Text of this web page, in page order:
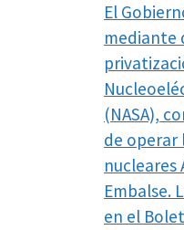
El
mediante
(NASA),
de operar
nucleares
Embalse.
en el